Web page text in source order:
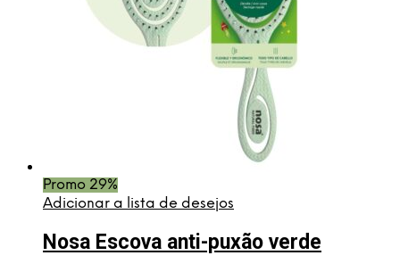
Promo 29%
Adicionar a lista de desejos
Nosa Escova anti-puxão verde